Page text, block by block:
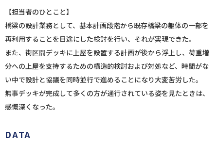
【担当者のひとこと】
橋梁の設計業務として、基本計画段階から既存橋梁の躯体の一部を
再利用することを目途にした検討を行い、それが実現できた。
また、街区間デッキに上屋を設置する計画が後から浮上し、荷重増
分への上屋を支持するための構造的検討および対処など、時間がな
い中で設計と協議を同時並行で進めることになり大変苦労した。
無事デッキが完成して多くの方が通行されている姿を見たときは、
感慨深くなった。
DATA